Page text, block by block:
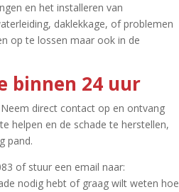
en het installeren van
daklekkage, of problemen
op te lossen maar ook in de
binnen 24 uur
direct contact op en ontvang
helpen en de schade te herstellen,
pand.​
of stuur een email naar:
nodig hebt of graag wilt weten hoe